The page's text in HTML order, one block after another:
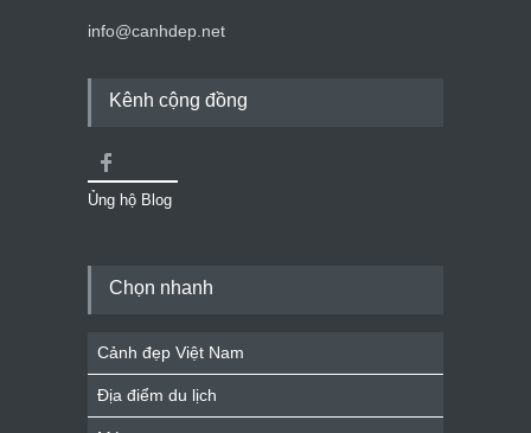
info@canhdep.net
Kênh cộng đồng
Ủng hộ Blog
Chọn nhanh
Cảnh đẹp Việt Nam
Địa điểm du lịch